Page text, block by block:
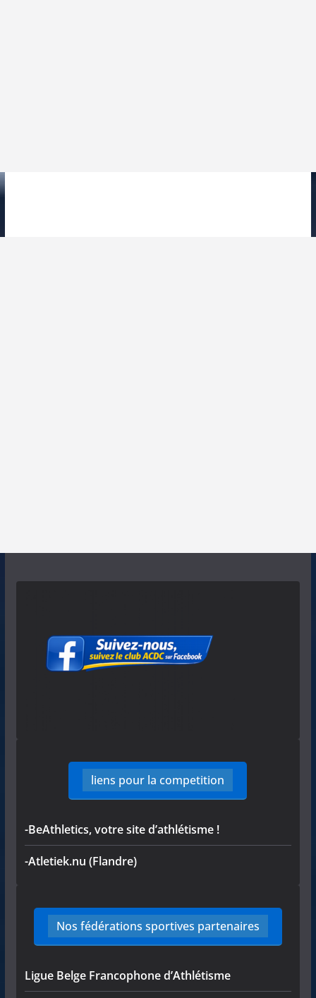
liens pour la competition
-BeAthletics, votre site d’athlétisme !
-Atletiek.nu (Flandre)
Nos fédérations sportives partenaires
Ligue Belge Francophone d’Athlétisme